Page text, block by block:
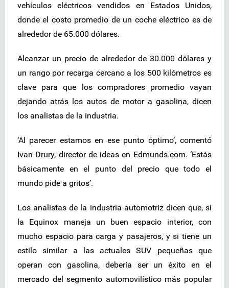
vehículos eléctricos vendidos en Estados Unidos,
donde el costo promedio de un coche eléctrico es de
alrededor de 65.000 dólares.
Alcanzar un precio de alrededor de 30.000 dólares y
un rango por recarga cercano a los 500 kilómetros es
clave para que los compradores promedio vayan
dejando atrás los autos de motor a gasolina, dicen
los analistas de la industria.
‘Al parecer estamos en ese punto óptimo’, comentó
Ivan Drury, director de ideas en Edmunds.com. ‘Estás
básicamente en el punto del precio que todo el
mundo pide a gritos’.
Los analistas de la industria automotriz dicen que, si
la Equinox maneja un buen espacio interior, con
mucho espacio para carga y pasajeros, y si tiene un
estilo similar a las actuales SUV pequeñas que
operan con gasolina, debería ser un éxito en el
mercado del segmento automovilístico más popular